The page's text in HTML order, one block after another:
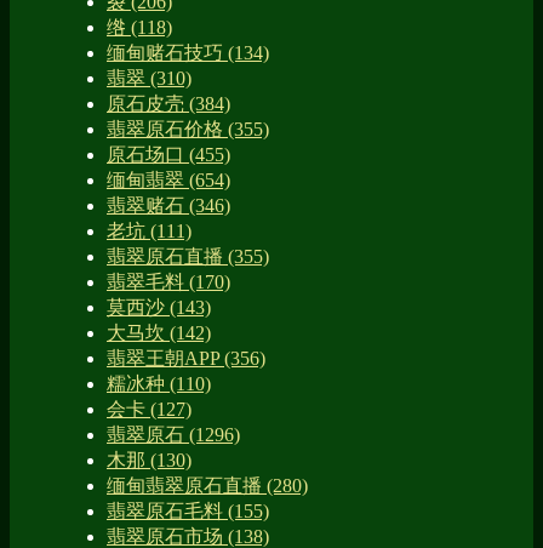
绺 (118)
缅甸赌石技巧 (134)
翡翠 (310)
原石皮壳 (384)
翡翠原石价格 (355)
原石场口 (455)
缅甸翡翠 (654)
翡翠赌石 (346)
老坑 (111)
翡翠原石直播 (355)
翡翠毛料 (170)
莫西沙 (143)
大马坎 (142)
翡翠王朝APP(356)
糯冰种 (110)
会卡 (127)
翡翠原石 (1296)
木那 (130)
缅甸翡翠原石直播 (280)
翡翠原石毛料 (155)
翡翠原石市场 (138)